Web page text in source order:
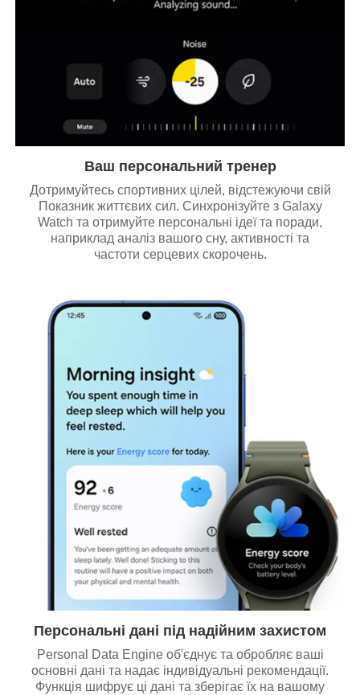
Ваш персональний тренер
Дотримуйтесь спортивних цілей, відстежуючи свій
Показник життєвих сил. Синхронізуйте з Galaxy
Watch та отримуйте персональні ідеї та поради,
наприклад аналіз вашого сну, активності та
частоти серцевих скорочень.
Персональні дані під надійним захистом
Personal Data Engine об'єднує та обробляє ваші
основні дані та надає індивідуальні рекомендації.
Функція шифрує ці дані та зберігає їх на вашому